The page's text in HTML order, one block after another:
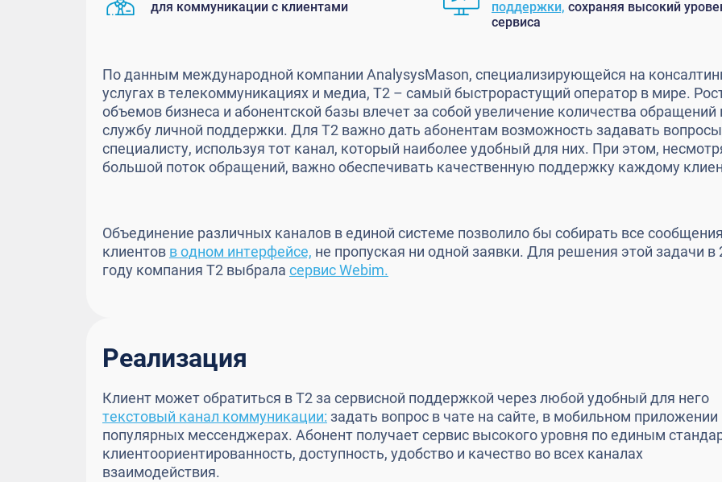
для коммуникации с клиентами
поддержки, сохраняя высокий
сервиса
По данным международной компании AnalysysMason, специализирующейся на
услугах в телекоммуникациях и медиа, T2 – самый быстрорастущий оператор в мире.
объемов бизнеса и абонентской базы влечет за собой увеличение количества обращений
службу личной поддержки. Для T2 важно дать абонентам возможность задавать вопросы
специалисту, используя тот канал, который наиболее удобный для них. При этом,
большой поток обращений, важно обеспечивать качественную поддержку каждому
Объединение различных каналов в единой системе позволило бы собирать все
клиентов в одном интерфейсе, не пропуская ни одной заявки. Для решения этой задачи в
году компания T2 выбрала сервис Webim.
Реализация
Клиент может обратиться вT2за сервисной поддержкой через любой удобный для него
текстовый канал коммуникации: задать вопрос в чате на сайте, в мобильном приложении
популярных мессенджерах. Абонент получает сервис высокого уровня по единым
клиентоориентированность, доступность, удобство и качество во всех каналах
взаимодействия.